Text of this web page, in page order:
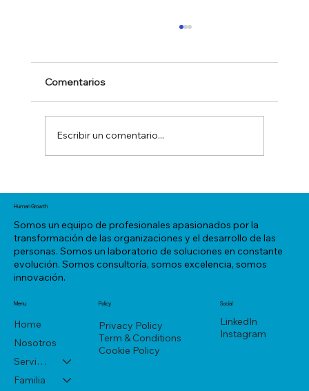
Comentarios
Escribir un comentario...
LinkedIn
Instagram
Social
Privacy Policy
Term & Conditions
Cookie Policy
Policy
Home
Nosotros
Servicios
Familia
Menu
Somos un equipo de profesionales apasionados por la
transformación de las organizaciones y el desarrollo de las
personas. Somos un laboratorio de soluciones en constante
evolución. Somos consultoría, somos excelencia, somos
innovación.
Human Growth